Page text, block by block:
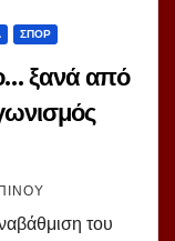
ΣΠΟΡ
ξανά από
του